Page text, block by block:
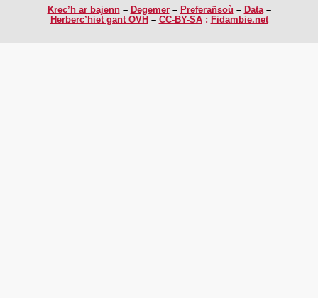
Krec’h ar bajenn Degemer Preferañsoù
Data
Herberc’hiet gant OVH
CC-BY-SA: Fidambie.net